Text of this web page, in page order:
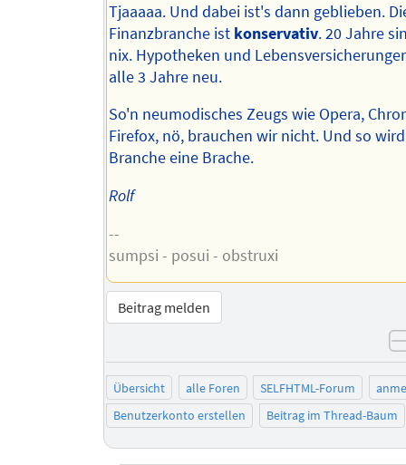
Tjaaaaa. Und dabei ist's dann geblieben.
Finanzbranche ist konservativ. 20 Jahre
nix. Hypotheken und
alle 3 Jahre neu.
So'n neumodisches Zeugs wie Opera,
Firefox, nö, brauchen wir nicht. Und so
Branche eine Brache.
Rolf
--
sumpsi - posui - obstruxi
Beitrag melden
Übersicht alle Foren SELFHTML-Forum
Benutzerkonto erstellen
Beitrag im Thread-Baum